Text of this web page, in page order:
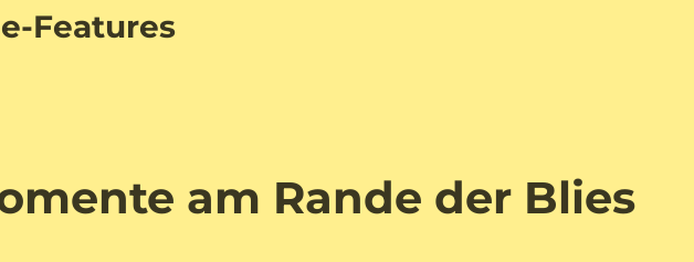
Features
am Rande der Blies